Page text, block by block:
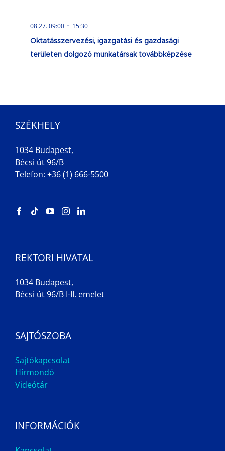
08.27. 09:00 - 15:30
Oktatásszervezési, igazgatási és gazdasági
területen dolgozó munkatársak továbbképzése
SZÉKHELY
1034 Budapest,
Bécsi út 96/B
Telefon: +36 (1) 666-5500
REKTORI HIVATAL
1034 Budapest,
Bécsi út 96/B I-II. emelet
SAJTÓSZOBA
Sajtókapcsolat
Hírmondó
Videótár
INFORMÁCIÓK